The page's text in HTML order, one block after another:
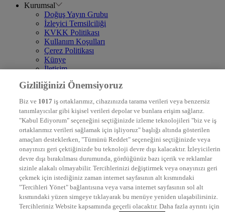
Kurumsal
Doğuş Yayın Grubu
İzleyici Temsilciliği
KVKK Politikası
Kullanım Koşulları
Çerez Politikası
Künye
İletişim
DYG Televizyonlar
STAR
EURO STAR
KRAL POP TV
DYG Radyolar
NTV RADYO
KRAL FM
KRAL POP
EKSEN
VOYAGE
DYG Dijital
ntv.com.tr
ntvspor.net
Gizliliğinizi Önemsiyoruz
Biz ve 1017 iş ortaklarımız, cihazınızda tarama verileri veya benzersiz
tanımlayıcılar gibi kişisel verileri depolar ve bunlara erişim sağlarız.
"Kabul Ediyorum" seçeneğini seçtiğinizde izleme teknolojileri "biz ve iş
ortaklarımız verileri sağlamak için işliyoruz" başlığı altında gösterilen
amaçları desteklerken, "Tümünü Reddet" seçeneğini seçtiğinizde veya
onayınızı geri çektiğinizde bu teknoloji devre dışı kalacaktır. İzleyicilerin
devre dışı bırakılması durumunda, gördüğünüz bazı içerik ve reklamlar
sizinle alakalı olmayabilir. Tercihlerinizi değiştirmek veya onayınızı geri
çekmek için istediğiniz zaman internet sayfasının alt kısmındaki
"Tercihleri Yönet" bağlantısına veya varsa internet sayfasının sol alt
kısmındaki yüzen simgeye tıklayarak bu menüye yeniden ulaşabilirsiniz.
Tercihleriniz Website kapsamında geçerli olacaktır. Daha fazla ayrıntı için